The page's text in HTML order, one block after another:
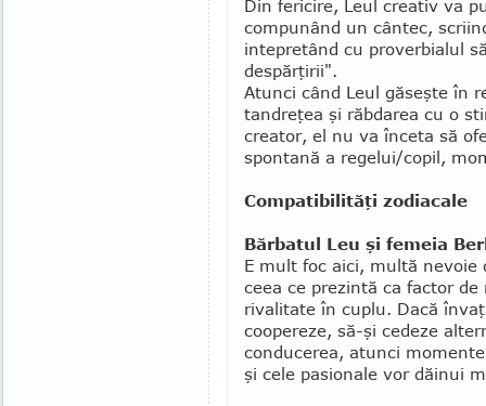
Din fericire, Leul creativ va
compunând un cântec,
intepretând cu proverbialul
despărţirii".
Atunci când Leul găseşte în
tandreţea şi răbdarea cu o
creator, el nu va înceta să
spontană a regelui/copil,
Compatibilităţi zodiacale
Bărbatul Leu şi femeia
E mult foc aici, multă nevoie
ceea ce prezintă ca factor de
rivalitate în cuplu. Dacă
coopereze, să-şi cedeze
conducerea, atunci
şi cele pasionale vor dăinui